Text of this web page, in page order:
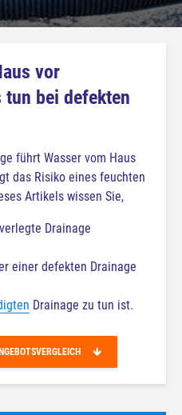
vor
tun bei defekten
führt Wasser vom Haus
das Risiko eines feuchten
Artikels wissen Sie,
Drainage
einer defekten Drainage
Drainage zu tun ist.